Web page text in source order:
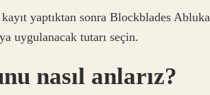
yaptıktan sonra Blockblades Abluka
uygulanacak tutarı seçin.
nasıl anlarız?